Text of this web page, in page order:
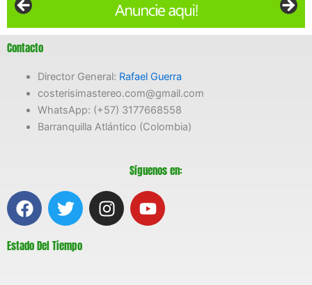
Contacto
Director General: Rafael Guerra
costerisimastereo.com@gmail.com
WhatsApp: (+57) 3177668558
Barranquilla Atlántico (Colombia)
Síguenos en:
F
a
e
T
w
t
I
n
Y
o
Estado Del Tiempo